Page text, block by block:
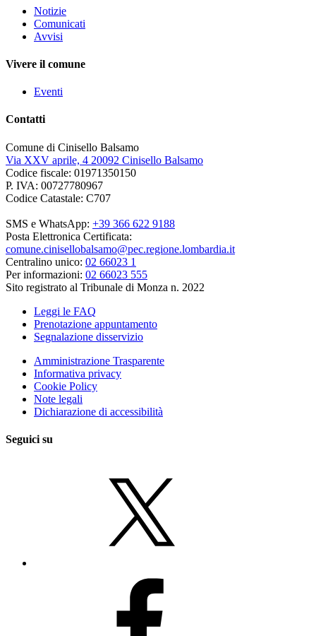
Notizie
Comunicati
Avvisi
Vivere il comune
Eventi
Contatti
Comune di Cinisello Balsamo
Via XXV aprile, 4 20092 Cinisello Balsamo
Codice fiscale: 01971350150
P. IVA: 00727780967
Codice Catastale: C707
SMS e WhatsApp: +39 366 622 9188
Posta Elettronica Certificata:
comune.cinisellobalsamo@pec.regione.lombardia.it
Centralino unico: 02 66023 1
Per informazioni: 02 66023 555
Sito registrato al Tribunale di Monza n. 2022
Leggi le FAQ
Prenotazione appuntamento
Segnalazione disservizio
Amministrazione Trasparente
Informativa privacy
Cookie Policy
Note legali
Dichiarazione di accessibilità
Seguici su